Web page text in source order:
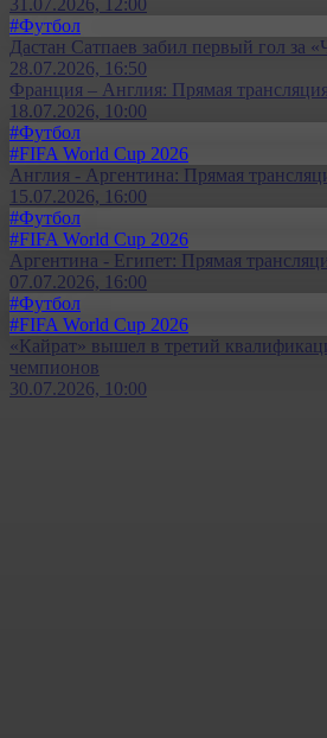
#Футбол
Дастан Сатпаев забил первый гол за
28.07.2026, 16:50
Франция – Англия: Прямая
18.07.2026, 10:00
#Футбол
#FIFA World Cup 2026
Англия - Аргентина: Прямая
15.07.2026, 16:00
#Футбол
#FIFA World Cup 2026
Аргентина - Египет: Прямая
07.07.2026, 16:00
#Футбол
#FIFA World Cup 2026
«Кайрат» вышел в третий
чемпионов
30.07.2026, 10:00